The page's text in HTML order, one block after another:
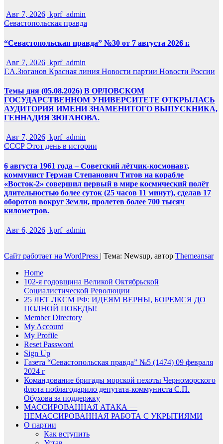
Авг 7, 2026 kprf_admin
Севастопольская правда
“Севастопольская правда” №30 от 7 августа 2026 г.
Авг 7, 2026 kprf_admin
Г.А.Зюганов Красная линия Новости партии Новости России
Темы дня (05.08.2026) В ОРЛОВСКОМ
ГОСУДАРСТВЕННОМ УНИВЕРСИТЕТЕ ОТКРЫЛАСЬ
АУДИТОРИЯ ИМЕНИ ЗНАМЕНИТОГО ВЫПУСКНИКА,
ГЕННАДИЯ ЗЮГАНОВА.
Авг 7, 2026 kprf_admin
СССР Этот день в истории
6 августа 1961 года – Советский лётчик-космонавт,
коммунист Герман Степанович Титов на корабле
«Восток-2» совершил первый в мире космический полёт
длительностью более суток (25 часов 11 минут), сделав 17
оборотов вокруг Земли, пролетев более 700 тысяч
километров.
Авг 6, 2026 kprf_admin
Сайт работает на WordPress | Тема: Newsup, автор Themeansar
Home
102-я годовщина Великой Октябрьской
Социалистической Революции
25 ЛЕТ ЛКСМ РФ: ИДЕЯМ ВЕРНЫ, БОРЕМСЯ ДО
ПОЛНОЙ ПОБЕДЫ!
Member Directory
My Account
My Profile
Reset Password
Sign Up
Газета “Севастопольская правда” №5 (1474) 09 февраля
2024 г
Командование бригады морской пехоты Черноморского
флота поблагодарило депутата-коммуниста С.П.
Обухова за поддержку
МАССИРОВАННАЯ АТАКА —
НЕМАССИРОВАННАЯ РАБОТА С УКРЫТИЯМИ
О партии
Как вступить